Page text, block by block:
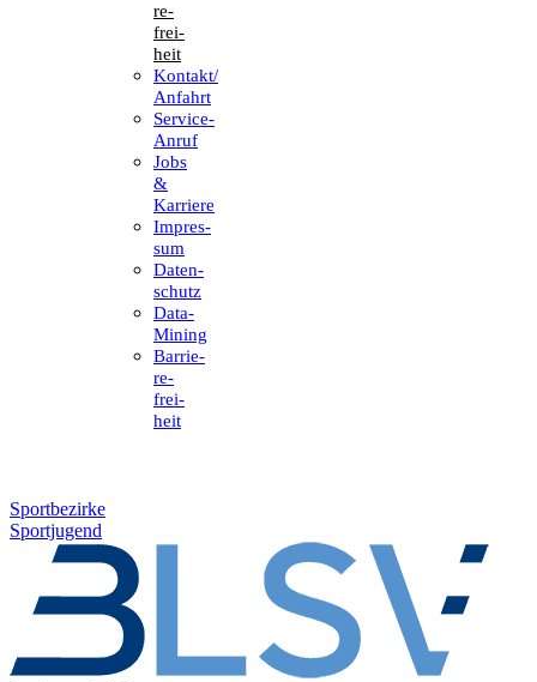
re­
frei­
heit
Kontakt/​​
Anfahrt
Service-
Anruf
Jobs
&
Karriere
Impres­
sum
Daten­
schutz
Data-
Mining
Barrie­
re­
frei­
heit
Sportbezirke
Sportjugend